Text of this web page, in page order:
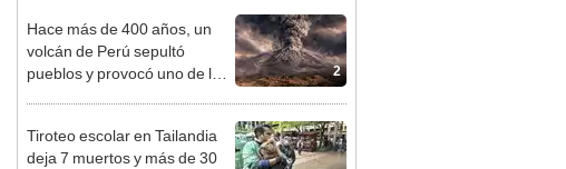
2
Hace más de 400 años, un
volcán de Perú sepultó
pueblos y provocó uno de los
Tiroteo escolar en Tailandia
deja 7 muertos y más de 30